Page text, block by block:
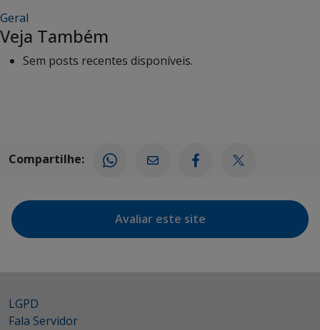
Geral
Veja Também
Sem posts recentes disponíveis.
Compartilhe:
Avaliar este site
LGPD
Fala Servidor